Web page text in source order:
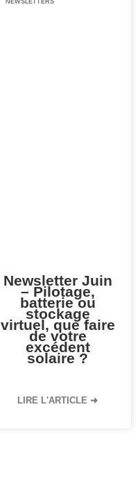
NEWSLETTERS
Newsletter Juin
– Pilotage,
batterie ou
stockage
virtuel, que faire
de votre
excédent
solaire ?
LIRE L'ARTICLE ➜